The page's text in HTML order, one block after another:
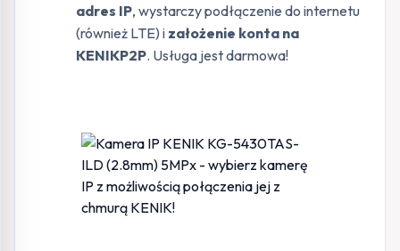
adres IP, wystarczy podłączenie do internetu
(również LTE) i założenie konta na
KENIKP2P. Usługa jest darmowa!